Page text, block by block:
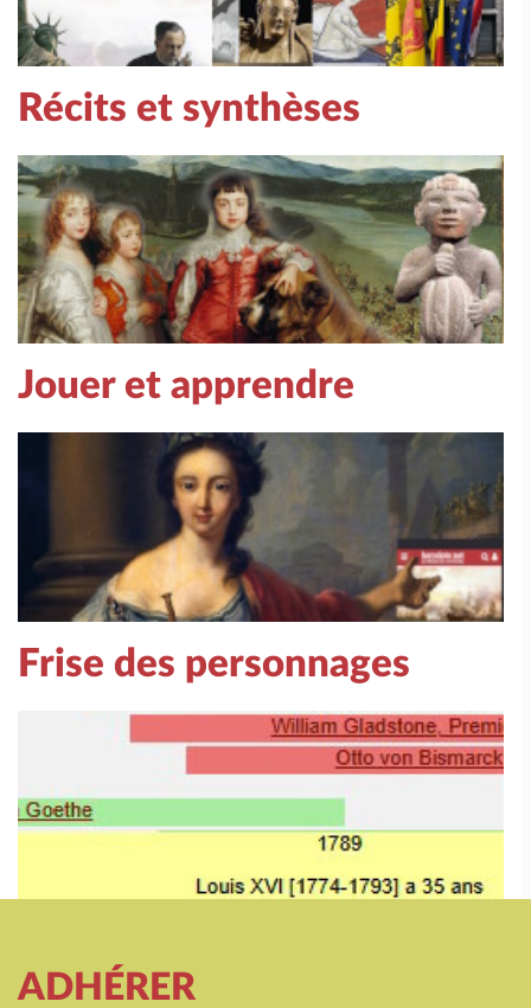
Récits et synthèses
Jouer et apprendre
Frise des personnages
ADHÉRER